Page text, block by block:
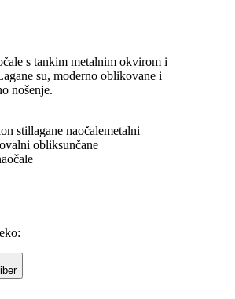
s tankim metalnim okvirom i
su, moderno oblikovane i
nošenje.
stillagane naočalemetalni
ovalni obliksunčane